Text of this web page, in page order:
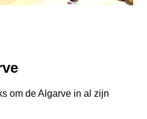
om de Algarve in al zijn